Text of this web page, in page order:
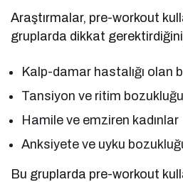
Araştırmalar, pre-workout
gruplarda dikkat
Kalp-damar hastalığı olan
Tansiyon ve ritim
Hamile ve emziren kadınlar
Anksiyete ve uyku
Bu gruplarda pre-workout